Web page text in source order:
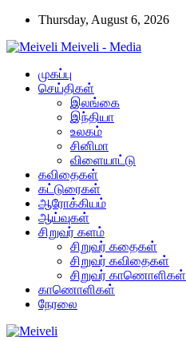
Thursday, August 6, 2026
Meiveli - Media
முகப்பு
செய்திகள்
இலங்கை
இந்தியா
உலகம்
சினிமா
விளையாட்டு
கவிதைகள்
கட்டுரைகள்
ஆரோக்கியம்
ஆய்வுகள்
சிறுவர் களம்
சிறுவர் கதைகள்
சிறுவர் கவிதைகள்
சிறுவர் காணொளிகள்
காணொளிகள்
நேரலை